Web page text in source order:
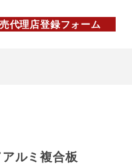
代理店登録フォーム
ルミ複合板